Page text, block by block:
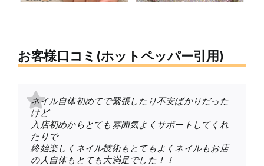
お客様口コミ(ホットペッパー引用)
ネイル自体初めてで緊張したり不安ばかりだった
けど
入店初めからとても雰囲気よくサポートしてくれ
たりで
終始楽しくネイル技術もとてもよくネイルもお店
の人自体もとても大満足でした！！
元々予約していたネイルサロンが急遽キャンセル
になったのでたまたまホットペッパーで見つけた
こちらのサロンが空いていたのでお願いしまし
た。前のお客様が入っていて続けての施術だった
のにも関わらずすぐに席の準備をしてくださりご
案内してくれました。施術部屋は個室になってい
毎回可愛いネイルにしてくれてありがとうござい
ます♪
本当に技術が凄すぎて他には絶対行けません！！
モチもめっちゃいいです♪
お話も楽しすぎていつも時間があっという間に終
わっちゃうので寂しいです！
初めてのスカルプでドキドキでしたが丁寧な説
明、対応ですごく嬉しかったです…(；＿；)！
今回は推しカラーでワインレッドとブラックのラ
メグラにシルバーのパーツをつけて頂いたのです
が可愛すぎてにこにこしてます(；＿；)
スカルプ慣れるまで案外すぐそうです、笑
ほんとに大満足です！！
想像してたよりも可愛かったです
2時間あっという前でした
あおいさん,★ ★ ★ ★ ★
東京旅行の勢いで予約したけど大当たりでし
た！！
道案内も丁寧にしてくれて、施術中笑いっぱなし
であっとゆーまに終わりました！
パーツもよくわからないこと言っちゃったけど沢
山持ってきてくれてどれにするか一緒に悩んでく
いつもお世話になってます！！！
毎回完璧なネイルでサロンを出た時には良い女に
なった気分になれます◎
いつも指名で行ってますが仕上がりが完璧なのは
もちろん、話も面白くて楽しい時間を過ごさせて
もらってます。
今回もありがとうございました。
他店のジェルは1か月経つ前に取れていましたが、
こちらは1か月以上空いてもしっかりついていて
ビックリするくらい今までのは？？？って感じで
す。
しっかりついているので伸びてくるとわかるの